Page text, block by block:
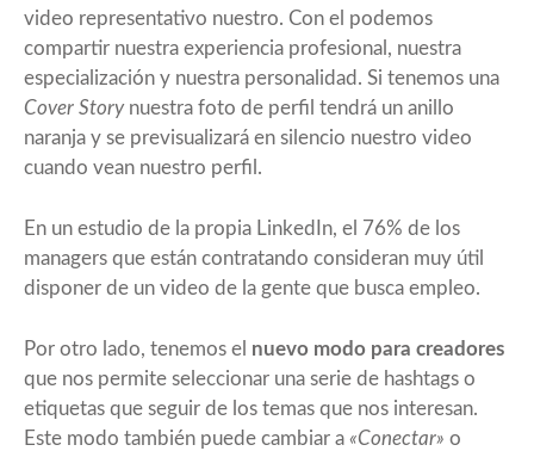
video representativo nuestro. Con el podemos
compartir nuestra experiencia profesional, nuestra
especialización y nuestra personalidad. Si tenemos una
Cover Storynuestra foto de perfil tendrá un anillo
naranja y se previsualizará en silencio nuestro video
cuando vean nuestro perfil.
En un estudio de la propia LinkedIn, el 76% de los
managers que están contratando consideran muy útil
disponer de un video de la gente que busca empleo.
Por otro lado, tenemos el nuevo modo para creadores
que nos permite seleccionar una serie de hashtags o
etiquetas que seguir de los temas que nos interesan.
Este modo también puede cambiar a «Conectar» o